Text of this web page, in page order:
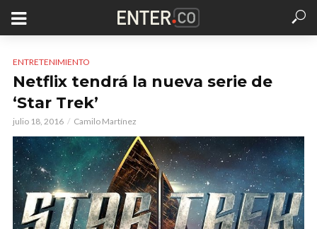
ENTRETENIMIENTO
Netflix tendrá la nueva serie de
‘Star Trek’
julio 18, 2016 Camilo Martínez